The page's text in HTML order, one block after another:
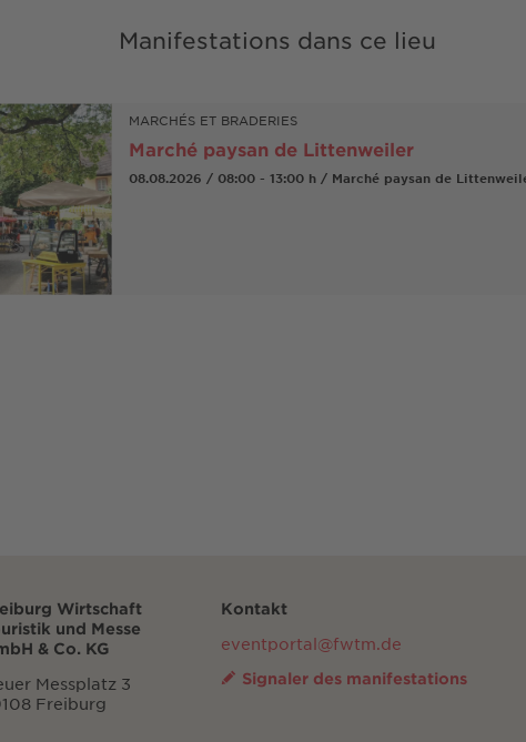
Manifestations dans ce lieu
MARCHÉS ET BRADERIES
Marché paysan de Littenweiler
08.08.2026 / 08:00 - 13:00 h / Marché paysan de
Wirtschaft
und Messe
& Co. KG
Messplatz 3
Freiburg
Kontakt
eventportal@fwtm.de
Signaler des manifestations